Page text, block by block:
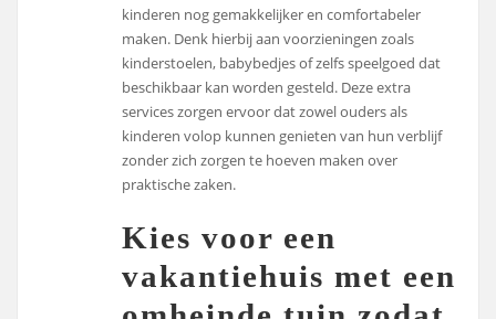
kinderen nog gemakkelijker en comfortabeler
maken. Denk hierbij aan voorzieningen zoals
kinderstoelen, babybedjes of zelfs speelgoed dat
beschikbaar kan worden gesteld. Deze extra
services zorgen ervoor dat zowel ouders als
kinderen volop kunnen genieten van hun verblijf
zonder zich zorgen te hoeven maken over
praktische zaken.
Kies voor een
vakantiehuis met een